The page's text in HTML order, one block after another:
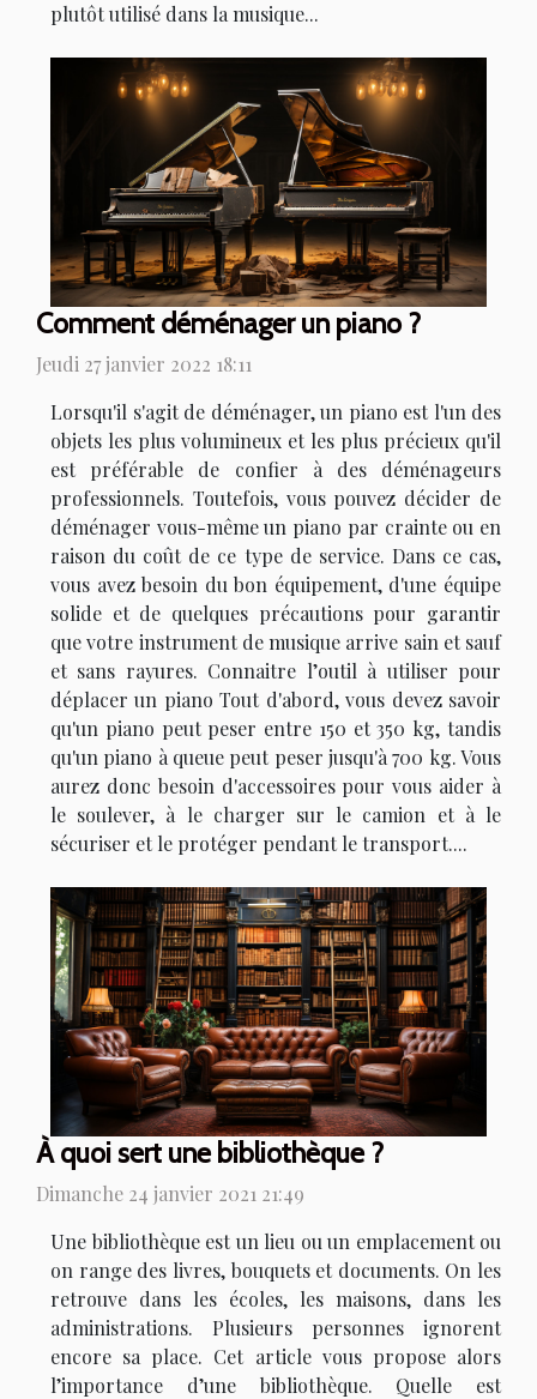
plutôt utilisé dans la musique...
Comment déménager un piano ?
Jeudi 27 janvier 2022 18:11
Lorsqu'il s'agit de déménager, un piano est l'un des
objets les plus volumineux et les plus précieux qu'il
est préférable de confier à des déménageurs
professionnels. Toutefois, vous pouvez décider de
déménager vous-même un piano par crainte ou en
raison du coût de ce type de service. Dans ce cas,
vous avez besoin du bon équipement, d'une équipe
solide et de quelques précautions pour garantir
que votre instrument de musique arrive sain et sauf
et sans rayures. Connaitre l’outil à utiliser pour
déplacer un piano Tout d'abord, vous devez savoir
qu'un piano peut peser entre 150 et 350 kg, tandis
qu'un piano à queue peut peser jusqu'à 700 kg. Vous
aurez donc besoin d'accessoires pour vous aider à
le soulever, à le charger sur le camion et à le
sécuriser et le protéger pendant le transport....
À quoi sert une bibliothèque ?
Dimanche 24 janvier 2021 21:49
Une bibliothèque est un lieu ou un emplacement ou
on range des livres, bouquets et documents. On les
retrouve dans les écoles, les maisons, dans les
administrations. Plusieurs personnes ignorent
encore sa place. Cet article vous propose alors
l’importance d’une bibliothèque. Quelle est